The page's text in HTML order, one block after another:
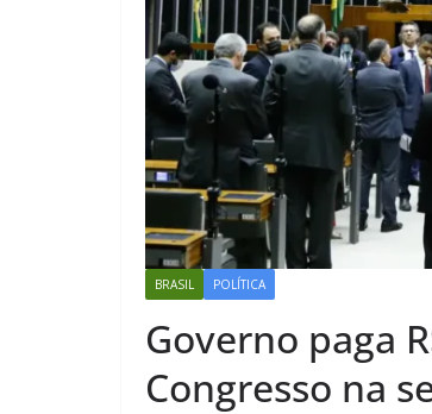
BRASIL POLÍTICA
Governo paga
Congresso na